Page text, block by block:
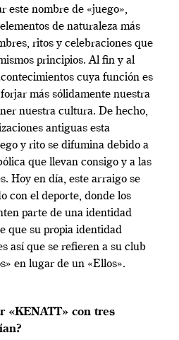
este nombre de «juego»,
de naturaleza más
ritos y celebraciones que
principios. Al fin y al
cuya función es
más sólidamente nuestra
nuestra cultura. De hecho,
antiguas esta
y rito se difumina debido a
que llevan consigo y a las
Hoy en día, este arraigo se
con el deporte, donde los
parte de una identidad
que su propia identidad
así que se refieren a su club
en lugar de un «Ellos».
«KENATT» con tres